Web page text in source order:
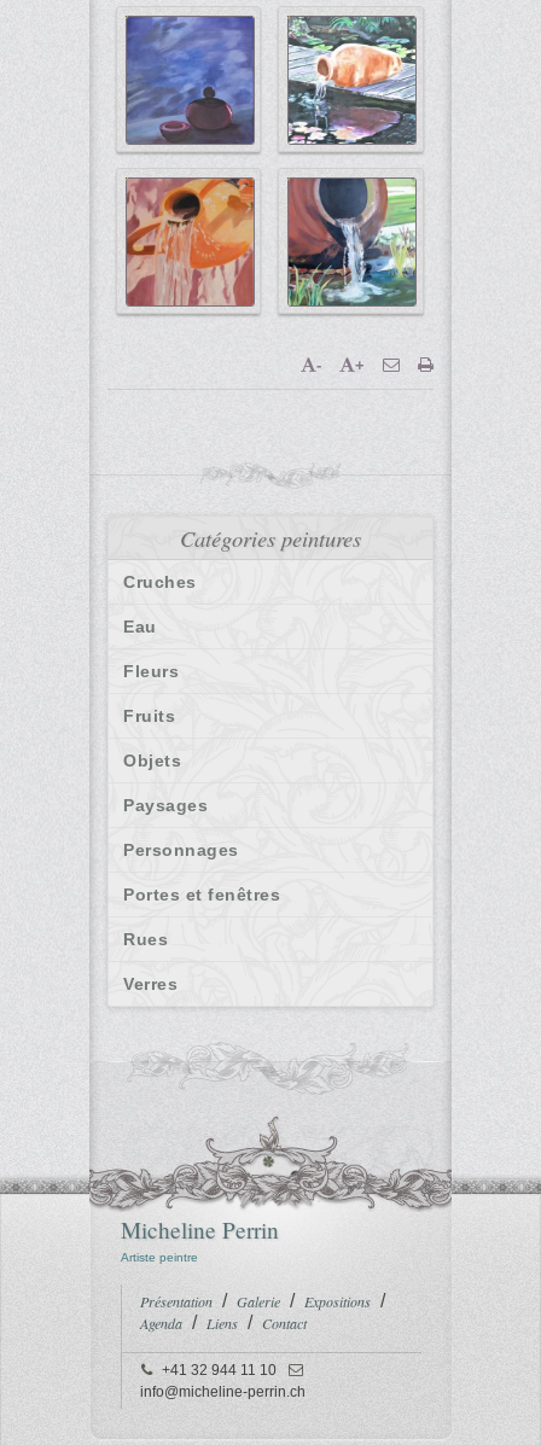
- +
Catégories peintures
Cruches
Eau
Fleurs
Fruits
Objets
Paysages
Personnages
Portes et fenêtres
Rues
Verres
Micheline Perrin
Artiste peintre
Présentation Galerie
Expositions
Agenda
Liens Contact
+41 32 944 11 10
info@micheline-perrin.ch